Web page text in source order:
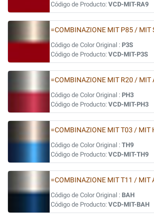
Código de Producto: VCD-MIT-RA9
=COMBINAZIONE MIT P85 / MIT
Código de Color Original : P3S
Código de Producto: VCD-MIT-P3S
=COMBINAZIONE MIT R20 / MIT
Código de Color Original : PH3
Código de Producto: VCD-MIT-PH3
=COMBINAZIONE MIT T03 / MIT
Código de Color Original : TH9
Código de Producto: VCD-MIT-TH9
=COMBINAZIONE MIT T11 / MIT
Código de Color Original : BAH
Código de Producto: VCD-MIT-BAH